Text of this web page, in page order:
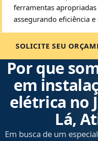
ferramentas
assegurando eficiência
SOLICITE SEU
Por que
em
elétrica no
Lá,
Em busca de um